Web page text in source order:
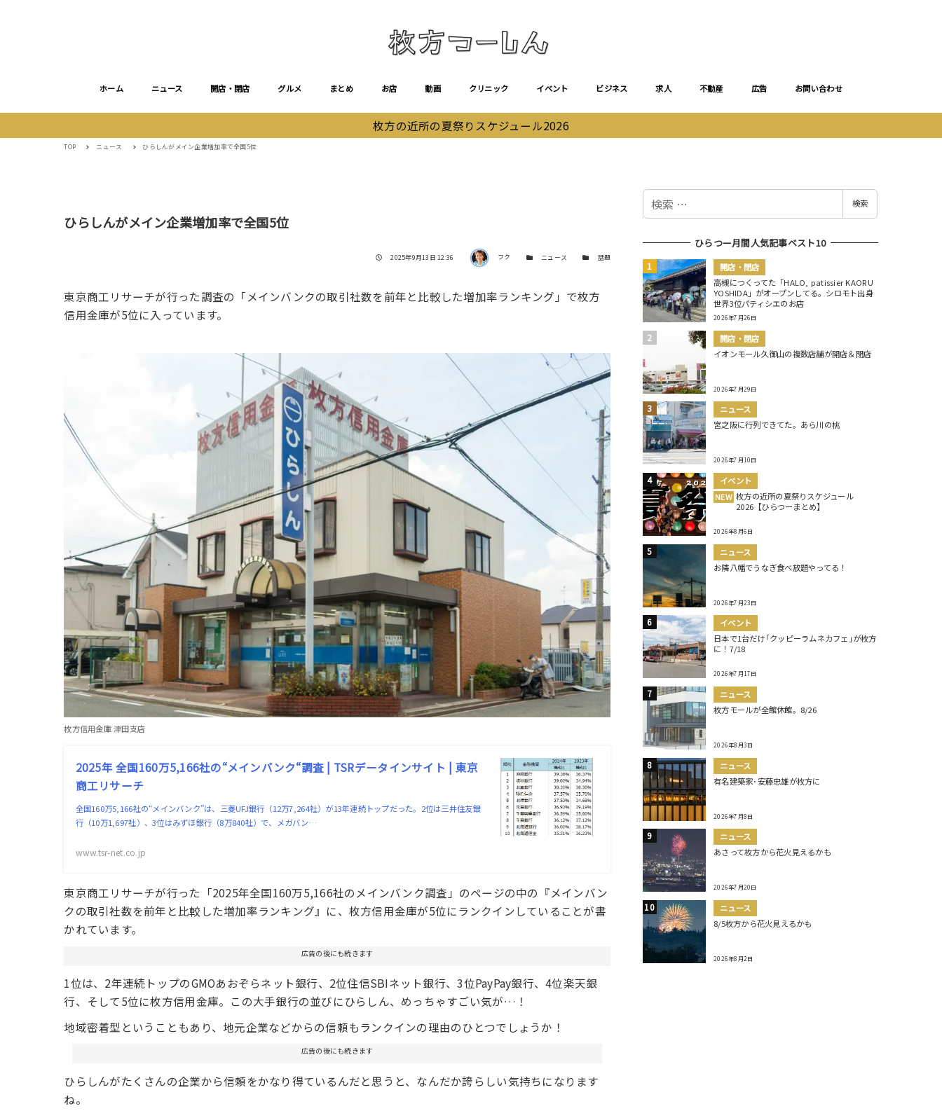
ホーム ニュース 開店・閉店 グルメ まとめ お店 動画 クリニック イベント ビジネス 求人 不動産 広告 お問い合わせ
枚方の近所の夏祭りスケジュール2026
TOP ニュース ひらしんがメイン企業増加率で全国5位
ひらしんがメイン企業増加率で全国5位
投稿日
2025年9月13日 12:36 著者 フク カテゴリー
ニュース カテゴリー
話題
東京商工リサーチが行った調査の「メインバンクの取引社数を前年と比較した増加率ランキング」で枚方
信用金庫が5位に入っています。
枚方信用金庫 津田支店
2025年 全国160万5,166社の“メインバンク“調査 | TSRデータインサイト | 東京
商工リサーチ
全国160万5,166社の“メインバンク”は、三菱UFJ銀行（12万7,264社）が13年連続トップだった。2位は三井住友銀
行（10万1,697社）、3位はみずほ銀行（8万840社）で、メガバン…
www.tsr-net.co.jp
東京商工リサーチが行った「2025年全国160万5,166社のメインバンク調査」のページの中の『メインバン
クの取引社数を前年と比較した増加率ランキング』に、枚方信用金庫が5位にランクインしていることが書
かれています。
広告の後にも続きます
1位は、2年連続トップのGMOあおぞらネット銀行、2位住信SBIネット銀行、3位PayPay銀行、4位楽天銀
行、そして5位に枚方信用金庫。この大手銀行の並びにひらしん、めっちゃすごい気が…！
地域密着型ということもあり、地元企業などからの信頼もランクインの理由のひとつでしょうか！
広告の後にも続きます
ひらしんがたくさんの企業から信頼をかなり得ているんだと思うと、なんだか誇らしい気持ちになります
ね。
検
検索
ひらつー月間人気記事ベスト10
開店・閉店
高槻につくってた「HALO, patissier KAORU
YOSHIDA」がオープンしてる。シロモト出身
世界3位パティシエのお店
2026年7月26日
開店・閉店
イオンモール久御山の複数店舗が開店＆閉店
2026年7月29日
ニュース
宮之阪に行列できてた。あら川の桃
2026年7月10日
イベント
NEW 枚方の近所の夏祭りスケジュール
2026【ひらつーまとめ】
2026年8月6日
ニュース
お隣八幡でうなぎ食べ放題やってる！
2026年7月23日
イベント
日本で1台だけ｢クッピーラムネカフェ｣が枚方
に！7/18
2026年7月17日
ニュース
枚方モールが全館休館。8/26
2026年8月3日
ニュース
有名建築家･安藤忠雄が枚方に
2026年7月8日
ニュース
あさって枚方から花火見えるかも
2026年7月20日
ニュース
8/5枚方から花火見えるかも
2026年8月2日